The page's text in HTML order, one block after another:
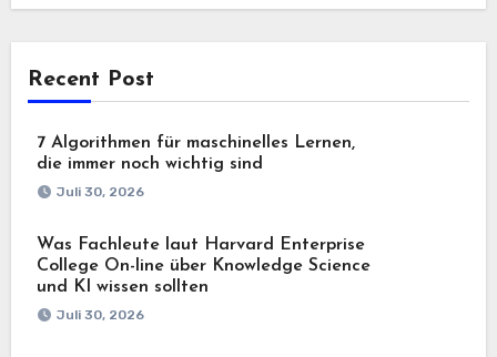
Recent Post
7 Algorithmen für maschinelles Lernen,
die immer noch wichtig sind
Juli 30, 2026
Was Fachleute laut Harvard Enterprise
College On-line über Knowledge Science
und KI wissen sollten
Juli 30, 2026